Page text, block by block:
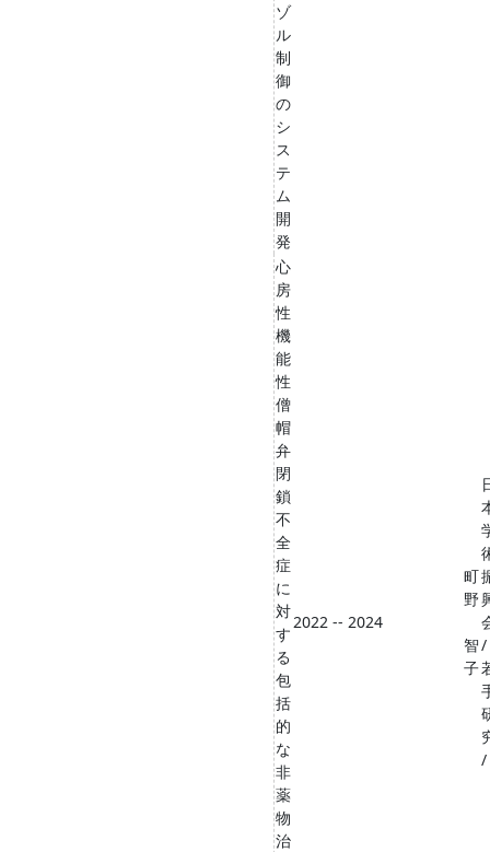
ゾ
ル
制
御
の
シ
ス
テ
ム
開
発
心
房
性
機
能
性
僧
帽
弁
閉
鎖
不
全
症
に
対
す
る
包
括
的
な
非
薬
物
治
2022 -- 2024
町
野
智
子
/
/